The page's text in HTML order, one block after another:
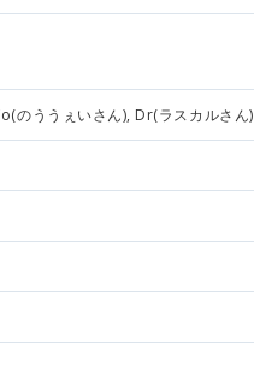
のううぇいさん), Dr(ラスカルさん)